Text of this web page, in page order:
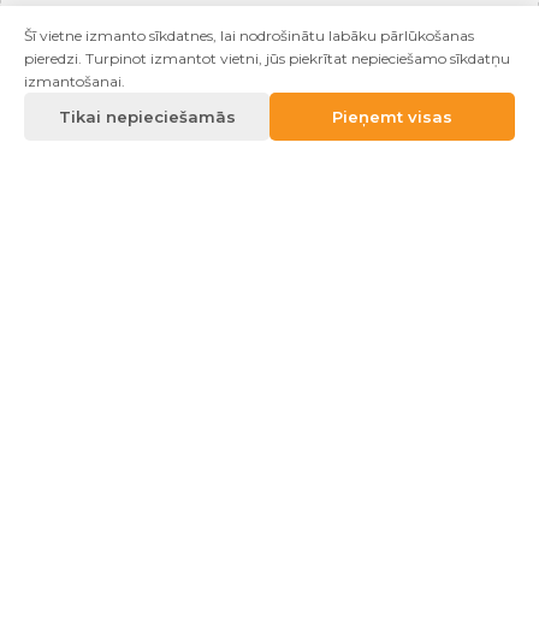
Šī vietne izmanto sīkdatnes, lai nodrošinātu labāku pārlūkošanas
pieredzi. Turpinot izmantot vietni, jūs piekrītat nepieciešamo sīkdatņu
izmantošanai.
Tikai nepieciešamās Pieņemt visas